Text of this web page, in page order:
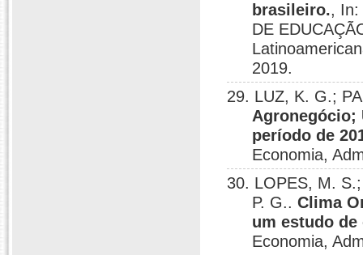
brasileiro., In:
DE
2019.
29. LUZ, K. G.;
Agronegócio;
período de
Economia,
30. LOPES, M.
P. G..Clima
um estudo de
Economia,